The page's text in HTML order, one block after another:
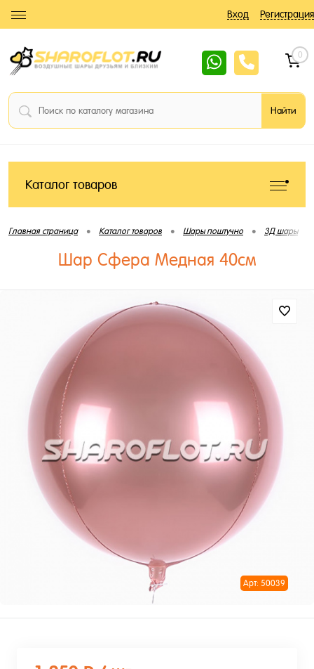
Вход Регистрация
0
Каталог товаров
Главная страница • Каталог товаров • Шары поштучно • 3Д шары
Шар Сфера Медная 40см
Арт: 50039